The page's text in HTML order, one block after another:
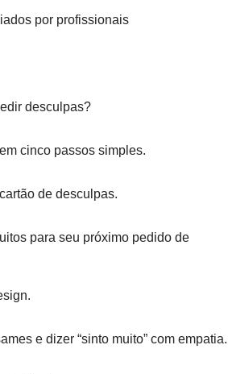
por profissionais
desculpas?
cinco passos simples.
de desculpas.
para seu próximo pedido de
e dizer “sinto muito” com empatia.